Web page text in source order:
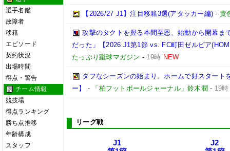
選手名鑑
故障者
移籍
エピソード
契約状況
出場時間
得点・警告
チーム情報
競技場
得点ランキング
勝ち点推移
年齢構成
スタッフ
【2026/27 J1】注目移籍3選(アタッカー編) -黄
攻撃のタクトを握る本間至恩、始動から開幕ま
だった」【2026 J1第1節 vs. FC町田ゼルビア
たっぷり蹴球マガジン - 19時 NEW
タフなシーズンの始まり。ホームで好スター
ー】
- 「柏フットボールジャーナル」鈴木潤 - 19時
リーグ戦
J1
J2